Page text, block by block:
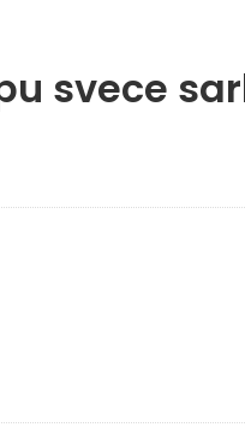
svece